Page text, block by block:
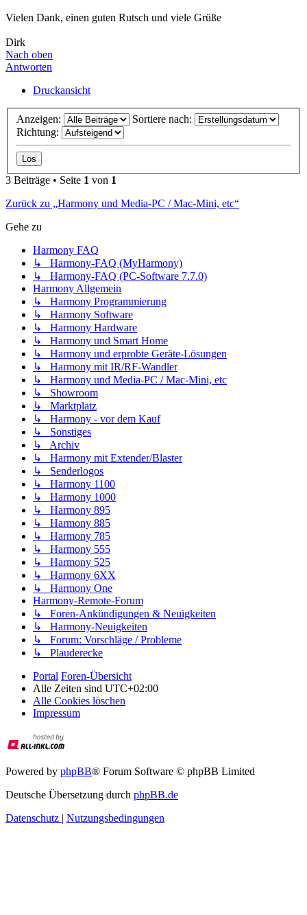
Vielen Dank, einen guten Rutsch und viele Grüße
Dirk
Nach oben
Antworten
Druckansicht
Anzeigen:
Sortiere nach:
Richtung:
3 Beiträge • Seite 1 von 1
Zurück zu „Harmony und Media-PC / Mac-Mini, etc“
Gehe zu
Harmony FAQ
↳ Harmony-FAQ (MyHarmony)
↳ Harmony-FAQ (PC-Software 7.7.0)
Harmony Allgemein
↳ Harmony Programmierung
↳ Harmony Software
↳ Harmony Hardware
↳ Harmony und Smart Home
↳ Harmony und erprobte Geräte-Lösungen
↳ Harmony mit IR/RF-Wandler
↳ Harmony und Media-PC / Mac-Mini, etc
↳ Showroom
↳ Marktplatz
↳ Harmony - vor dem Kauf
↳ Sonstiges
↳ Archiv
↳ Harmony mit Extender/Blaster
↳ Senderlogos
↳ Harmony 1100
↳ Harmony 1000
↳ Harmony 895
↳ Harmony 885
↳ Harmony 785
↳ Harmony 555
↳ Harmony 525
↳ Harmony 6XX
↳ Harmony One
Harmony-Remote-Forum
↳ Foren-Ankündigungen & Neuigkeiten
↳ Harmony-Neuigkeiten
↳ Forum: Vorschläge / Probleme
↳ Plauderecke
Portal Foren-Übersicht
Alle Zeiten sind UTC+02:00
Alle Cookies löschen
Impressum
Powered by phpBB® Forum Software © phpBB Limited
Deutsche Übersetzung durch phpBB.de
Datenschutz | Nutzungsbedingungen